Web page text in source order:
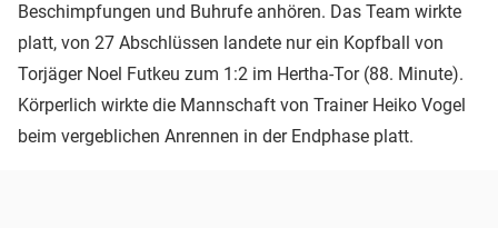
Beschimpfungen und Buhrufe anhören. Das Team wirkte
platt, von 27 Abschlüssen landete nur ein Kopfball von
Torjäger Noel Futkeu zum 1:2 im Hertha-Tor (88. Minute).
Körperlich wirkte die Mannschaft von Trainer Heiko Vogel
beim vergeblichen Anrennen in der Endphase platt.